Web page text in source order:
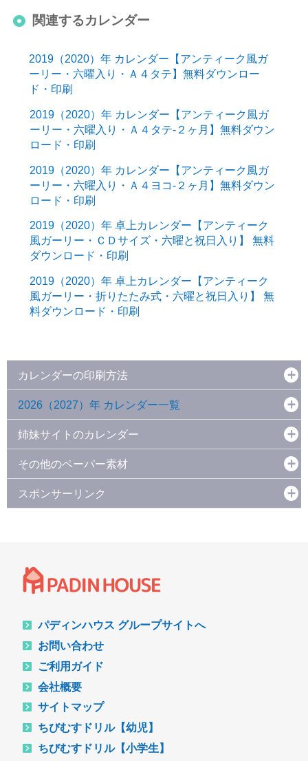
関連するカレンダー
2019（2020）年 カレンダー【アンティーク風ガ
ーリー・六曜入り・Ａ４タテ】無料ダウンロー
ド・印刷
2019（2020）年 カレンダー【アンティーク風ガ
ーリー・六曜入り・Ａ４タテ-２ヶ月】無料ダウン
ロード・印刷
2019（2020）年 カレンダー【アンティーク風ガ
ーリー・六曜入り・Ａ４ヨコ-２ヶ月】無料ダウン
ロード・印刷
2019（2020）年 卓上カレンダー【アンティーク
風ガーリー・ＣＤサイズ・六曜と祝日入り】 無料
ダウンロード・印刷
2019（2020）年 卓上カレンダー【アンティーク
風ガーリー・折りたたみ式・六曜と祝日入り】 無
料ダウンロード・印刷
カレンダーの印刷方法
2026（2027）年 カレンダー一覧
姉妹サイトのカレンダー
その他のペーパー素材
スポンサーリンク
パディンハウス グループサイトへ
お問い合わせ
ご利用ガイド
会社概要
サイトマップ
ちびむすドリル【幼児】
ちびむすドリル【小学生】